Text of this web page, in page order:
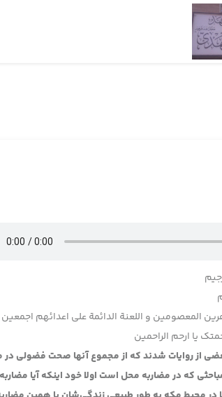
المعصومین و اللعنة الدائمة علی اعدائهم اجمعین
یا ارحم الراحمین
از روایات شدند که از مجموع آنها صحت فضولی در
که در مضاربه محل است اولا خود اینکه آیا مضاربه